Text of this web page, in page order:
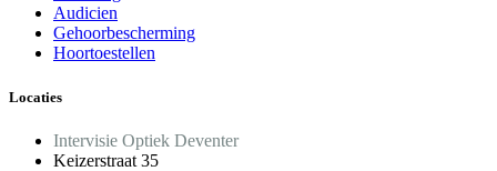
Audicien
Gehoorbescherming
Hoortoestellen
Locaties
Intervisie Optiek Deventer
Keizerstraat 35